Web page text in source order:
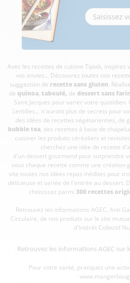
Avec les recettes de cuisine Tipiak, inspirez
vos envies... Découvrez toutes nos
suggestion de recette sans gluten.
de quinoa, taboulé, de dessert sans
Saint Jacques pour varier votre quotidien.
Lentilles... n'auront plus de secrets pour
des idées de recettes végétariennes, de
bubble tea, des recettes à base de
cuisiner les produits céréaliers et
cherchez une idée de recette
d'un dessert gourmand pour surprendre
vous chaque recette comme une création
vite toutes nos idées repas inédites pour
délicieuse et variée de l'entrée au dessert.
choisissez parmi 300 recettes
Retrouvez les informations AGEC, Anti
Circulaire, de nos produits sur le site
d'Intérêt Collectif
Retrouvez les informations AGEC sur
Pour votre santé, pratiquez une